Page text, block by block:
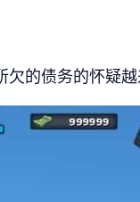
欠的债务的怀疑